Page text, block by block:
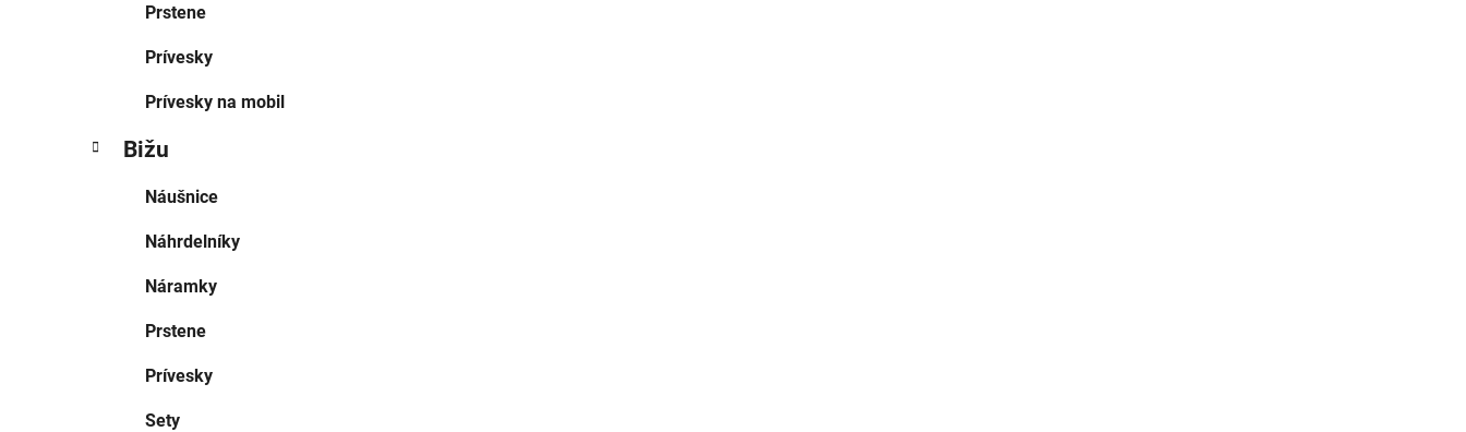
Prstene
Prívesky
Prívesky na mobil
Bižu
Náušnice
Náhrdelníky
Náramky
Prstene
Prívesky
Sety